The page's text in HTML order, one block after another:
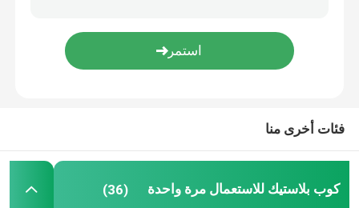
حاوية طعام احباط
المنبثقة ورقة احباط
ورق سيليكون مضاد للدهون
فئات أخرى منا
كوب بلاستيك للاستعمال مرة واحدة (36)